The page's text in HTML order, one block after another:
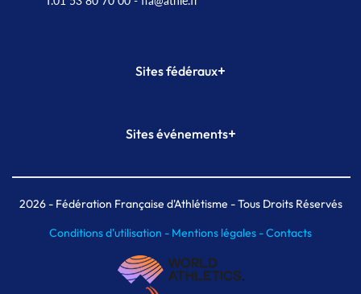
Sites fédéraux+
Plateforme Formation
Sites événements+
Meeting de Paris indoor
MAIF Ekiden de Paris
2026- Fédération Française d'Athlétisme - Tous Droits Réservés
Conditions d'utilisation - Mentions légales -Contacts